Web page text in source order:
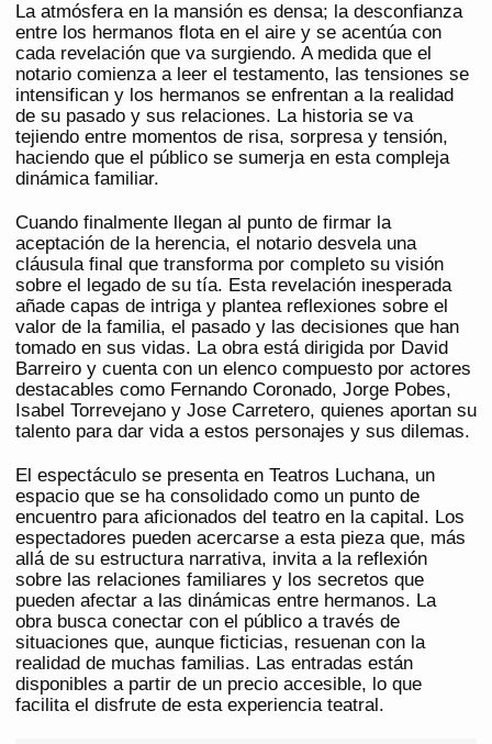
La atmósfera en la mansión es densa; la desconfianza
entre los hermanos flota en el aire y se acentúa con
cada revelación que va surgiendo. A medida que el
notario comienza a leer el testamento, las tensiones se
intensifican y los hermanos se enfrentan a la realidad
de su pasado y sus relaciones. La historia se va
tejiendo entre momentos de risa, sorpresa y tensión,
haciendo que el público se sumerja en esta compleja
dinámica familiar.
Cuando finalmente llegan al punto de firmar la
aceptación de la herencia, el notario desvela una
cláusula final que transforma por completo su visión
sobre el legado de su tía. Esta revelación inesperada
añade capas de intriga y plantea reflexiones sobre el
valor de la familia, el pasado y las decisiones que han
tomado en sus vidas. La obra está dirigida por David
Barreiro y cuenta con un elenco compuesto por actores
destacables como Fernando Coronado, Jorge Pobes,
Isabel Torrevejano y Jose Carretero, quienes aportan su
talento para dar vida a estos personajes y sus dilemas.
El espectáculo se presenta en Teatros Luchana, un
espacio que se ha consolidado como un punto de
encuentro para aficionados del teatro en la capital. Los
espectadores pueden acercarse a esta pieza que, más
allá de su estructura narrativa, invita a la reflexión
sobre las relaciones familiares y los secretos que
pueden afectar a las dinámicas entre hermanos. La
obra busca conectar con el público a través de
situaciones que, aunque ficticias, resuenan con la
realidad de muchas familias. Las entradas están
disponibles a partir de un precio accesible, lo que
facilita el disfrute de esta experiencia teatral.